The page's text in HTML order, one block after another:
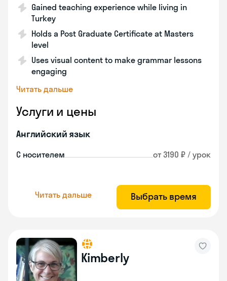
Gained teaching experience while living in
Turkey
Holds a Post Graduate Certificate at Masters
level
Uses visual content to make grammar lessons
engaging
Читать дальше
Услуги и цены
Английский язык
С носителем от 3190 ₽ / урок
Читать дальше Выбрать время
Kimberly